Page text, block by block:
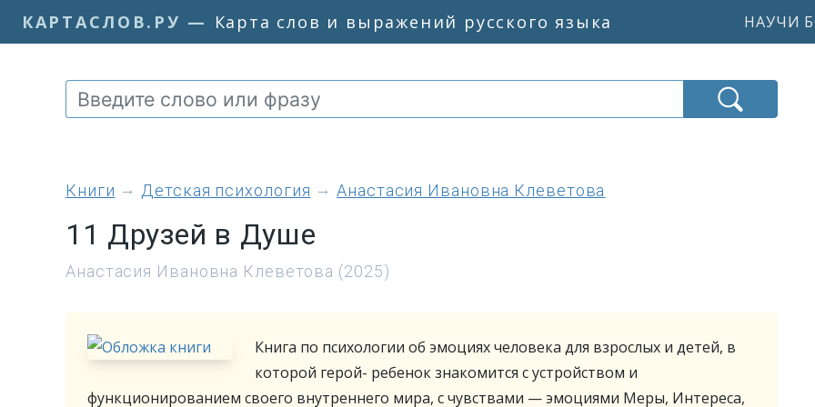
КАРТАСЛОВ.РУ — Карта слов и выражений русского языка НАУЧИ
книги Детская психология Анастасия Ивановна Клеветова
11 Друзей в Душе
Анастасия Ивановна Клеветова (2025)
Книга по психологии об эмоциях человека для взрослых и детей, в
которой герой- ребенок знакомится с устройством и
функционированием своего внутреннего мира, с чувствами — эмоциями Меры, Интереса,